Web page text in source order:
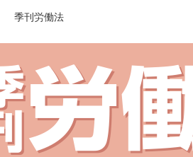
季刊労働法